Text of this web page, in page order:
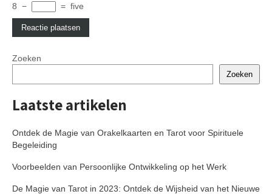
8 − = five
Zoeken
Zoeken
Laatste artikelen
Ontdek de Magie van Orakelkaarten en Tarot voor Spirituele
Begeleiding
Voorbeelden van Persoonlijke Ontwikkeling op het Werk
De Magie van Tarot in 2023: Ontdek de Wijsheid van het Nieuwe